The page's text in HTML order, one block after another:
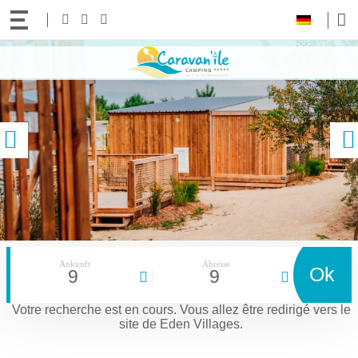
Folgen
uns!
Facebook
Instagram
Sprache:
Zum
gehen
vorige
Ankunft
9
Abreise
9 Ok
Votre recherche est en cours. Vous allez être redirigé vers le
site de Eden Villages.